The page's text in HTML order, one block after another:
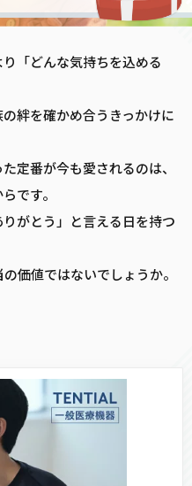
「どんな気持ちを込める
絆を確かめ合うきっかけに
定番が今も愛されるのは、
です。
がとう」と言える日を持つ
価値ではないでしょうか。